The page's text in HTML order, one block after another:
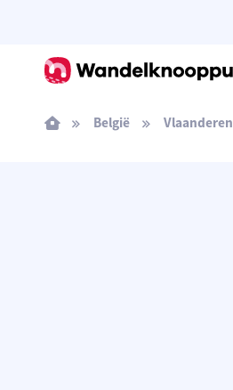
België Vlaanderen